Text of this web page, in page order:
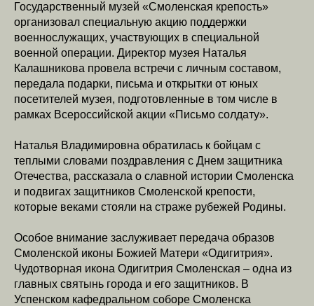
Государственный музей «Смоленская крепость»
организовал специальную акцию поддержки
военнослужащих, участвующих в специальной
военной операции. Директор музея Наталья
Калашникова провела встречи с личным составом,
передала подарки, письма и открытки от юных
посетителей музея, подготовленные в том числе в
рамках Всероссийской акции «Письмо солдату».
Наталья Владимировна обратилась к бойцам с
теплыми словами поздравления с Днем защитника
Отечества, рассказала о славной истории Смоленска
и подвигах защитников Смоленской крепости,
которые веками стояли на страже рубежей Родины.
Особое внимание заслуживает передача образов
Смоленской иконы Божией Матери «Одигитрия».
Чудотворная икона Одигитрия Смоленская – одна из
главных святынь города и его защитников. В
Успенском кафедральном соборе Смоленска